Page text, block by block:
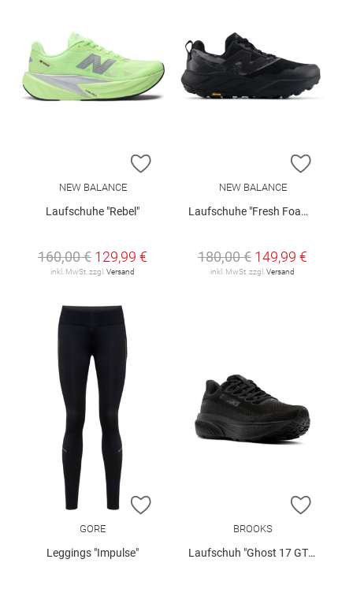
ZUR WUNSCHLISTE HINZUFÜGEN
NEW BALANCE
Laufschuhe "Rebel"
160,00 € 129,99 €
inkl. MwSt. zzgl.Versand
ZUR
NEW BALANCE
Laufschuhe "Fresh Foam X Hierro v9 GTX W"
180,00 € 149,99 €
inkl. MwSt. zzgl.Versand
ZUR WUNSCHLISTE HINZUFÜGEN
GORE
Leggings "Impulse"
ZUR
BROOKS
Laufschuh "Ghost 17 GTX"